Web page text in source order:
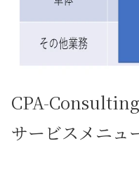
CPA-
サービスメニュ